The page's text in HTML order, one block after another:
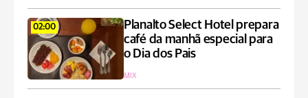
02:00
Planalto Select Hotel prepara
café da manhã especial para
o Dia dos Pais
MIX